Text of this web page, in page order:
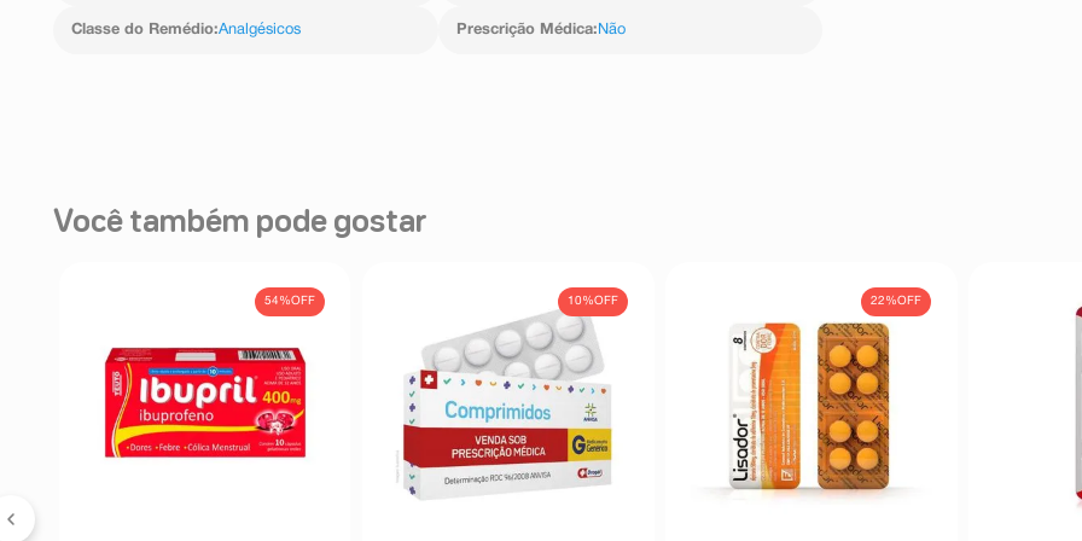
Classe do Remédio:Analgésicos Prescrição Médica: Não
Você também pode gostar
54%OFF 10%OFF 22%OFF